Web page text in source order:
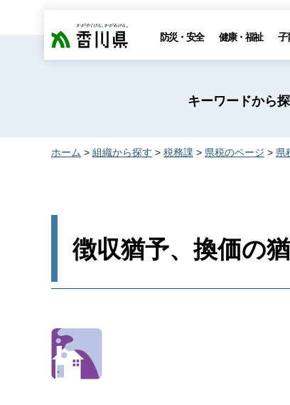
香川県 防災・安全 健康・福祉 子
キーワードから
ホーム > 組織から探す > 税務課 > 県税のページ > 県
徴収猶予、換価の